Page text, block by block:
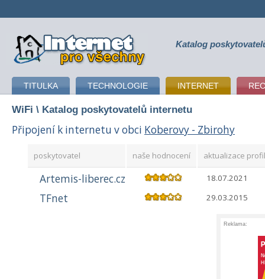
připojení k internetu Katalog
TITULKA TECHNOLOGIE INTERNET
WiFi \ Katalog poskytovatelů internetu
Připojení k internetu v obci Koberovy - Zbirohy
poskytovatel naše hodnocení aktualizace
Artemis-liberec.cz 18.07.2021
TFnet 29.03.2015
Reklama: